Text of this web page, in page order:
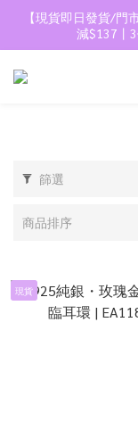
【現貨即日發貨/
減$137丨
篩選
商品排序
現貨